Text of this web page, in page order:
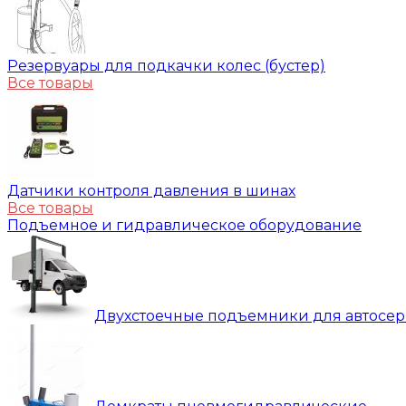
Резервуары для подкачки колес (бустер)
Все товары
Датчики контроля давления в шинах
Все товары
Подъемное и гидравлическое оборудование
Двухстоечные подъемники для